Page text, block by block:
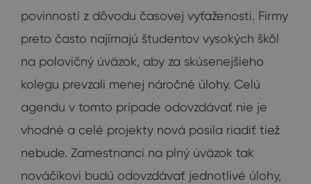
povinností z dôvodu časovej vyťaženosti. Firmy
preto často najímajú študentov vysokých škôl
na polovičný úväzok, aby za skúsenejšieho
kolegu prevzali menej náročné úlohy. Celú
agendu v tomto prípade odovzdávať nie je
vhodné a celé projekty nová posila riadiť tiež
nebude. Zamestnanci na plný úväzok tak
nováčikovi budú odovzdávať jednotlivé úlohy,